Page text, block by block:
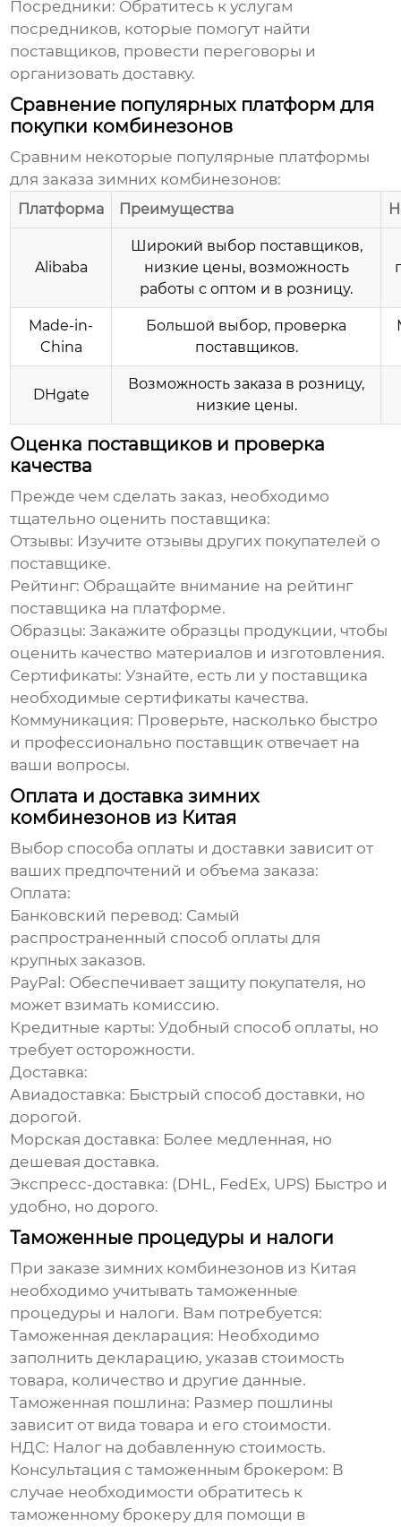
Посредники: Обратитесь к услугам
посредников, которые помогут найти
поставщиков, провести переговоры и
организовать доставку.
Сравнение популярных платформ для
покупки комбинезонов
Сравним некоторые популярные платформы
для заказазимних комбинезонов:
Платформа Преимущества
Alibaba
Широкий выбор поставщиков,
низкие цены, возможность
работы с оптом и в розницу.
Made-in-
China
Большой выбор, проверка
поставщиков.
DHgate
Возможность заказа в розницу,
низкие цены.
Оценка поставщиков и проверка
качества
Прежде чем сделать заказ, необходимо
тщательно оценить поставщика:
Отзывы: Изучите отзывы других покупателей о
поставщике.
Рейтинг: Обращайте внимание на рейтинг
поставщика на платформе.
Образцы: Закажите образцы продукции, чтобы
оценить качество материалов и изготовления.
Сертификаты: Узнайте, есть ли у поставщика
необходимые сертификаты качества.
Коммуникация: Проверьте, насколько быстро
и профессионально поставщик отвечает на
ваши вопросы.
Оплата и доставка зимних
комбинезонов из Китая
Выбор способа оплаты и доставки зависит от
ваших предпочтений и объема заказа:
Оплата:
Банковский перевод: Самый
распространенный способ оплаты для
крупных заказов.
PayPal: Обеспечивает защиту покупателя, но
может взимать комиссию.
Кредитные карты: Удобный способ оплаты, но
требует осторожности.
Доставка:
Авиадоставка: Быстрый способ доставки, но
дорогой.
Морская доставка: Более медленная, но
дешевая доставка.
Экспресс-доставка: (DHL, FedEx, UPS) Быстро и
удобно, но дорого.
Таможенные процедуры и налоги
При заказезимних комбинезонов из Китая
необходимо учитывать таможенные
процедуры и налоги. Вам потребуется:
Таможенная декларация: Необходимо
заполнить декларацию, указав стоимость
товара, количество и другие данные.
Таможенная пошлина: Размер пошлины
зависит от вида товара и его стоимости.
НДС: Налог на добавленную стоимость.
Консультация с таможенным брокером: В
случае необходимости обратитесь к
таможенному брокеру для помощи в